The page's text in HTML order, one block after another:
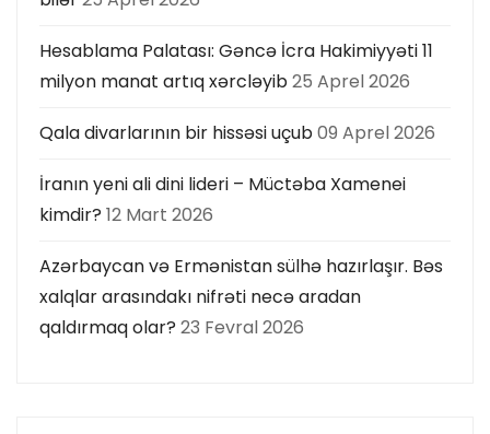
Hesablama Palatası: Gəncə İcra Hakimiyyəti 11
milyon manat artıq xərcləyib25 Aprel 2026
Qala divarlarının bir hissəsi uçub09 Aprel 2026
İranın yeni ali dini lideri – Müctəba Xamenei
kimdir? 12 Mart 2026
Azərbaycan və Ermənistan sülhə hazırlaşır. Bəs
xalqlar arasındakı nifrəti necə aradan
qaldırmaq olar? 23 Fevral 2026